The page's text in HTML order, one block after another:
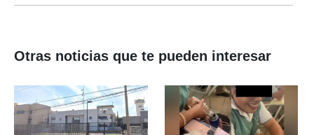
Otras noticias que te pueden interesar